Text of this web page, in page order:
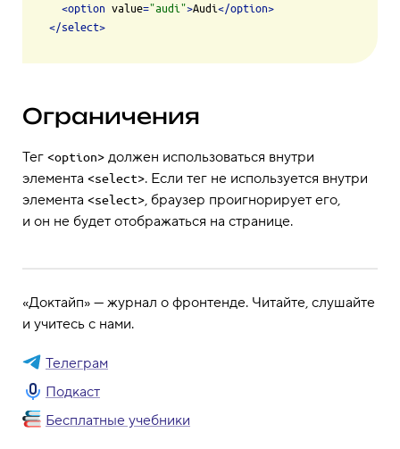
<option value="audi">Audi</option>
</select>
Ограничения
Тег <option> должен использоваться внутри
элемента <select>. Если тег не используется внутри
элемента <select>, браузер проигнорирует его,
и он не будет отображаться на странице.
«Доктайп» — журнал о фронтенде. Читайте, слушайте
и учитесь с нами.
Телеграм
Подкаст
Бесплатные учебники